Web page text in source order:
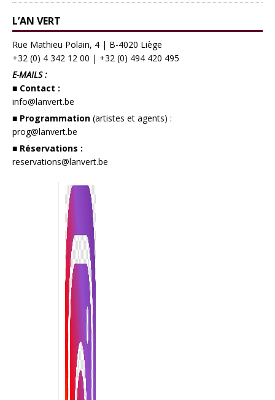
L’AN VERT
Rue Mathieu Polain, 4 | B-4020 Liège
+32 (0) 4 342 12 00 | +32 (0) 494 420 495
E-MAILS :
■ Contact :
info@lanvert.be
■ Programmation (artistes et agents) :
prog@lanvert.be
■ Réservations :
reservations@lanvert.be